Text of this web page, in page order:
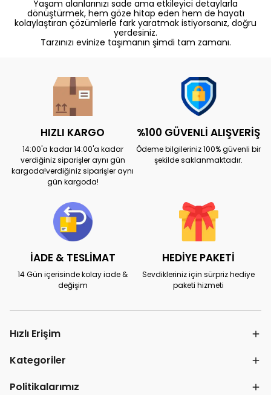
Yaşam alanlarınızı sade ama etkileyici detaylarla
dönüştürmek, hem göze hitap eden hem de hayatı
kolaylaştıran çözümlerle fark yaratmak istiyorsanız, doğru
yerdesiniz.
Tarzınızı evinize taşımanın şimdi tam zamanı.
HIZLI KARGO
14:00'a kadar 14:00'a kadar
verdiğiniz siparişler aynı gün
kargoda!verdiğiniz siparişler aynı
gün kargoda!
%100 GÜVENLİ ALIŞVERİŞ
Ödeme bilgileriniz 100% güvenli bir
şekilde saklanmaktadır.
İADE & TESLİMAT
14 Gün içerisinde kolay iade &
değişim
HEDİYE PAKETİ
Sevdikleriniz için sürpriz hediye
paketi hizmeti
Hızlı Erişim
Kategoriler
Politikalarımız